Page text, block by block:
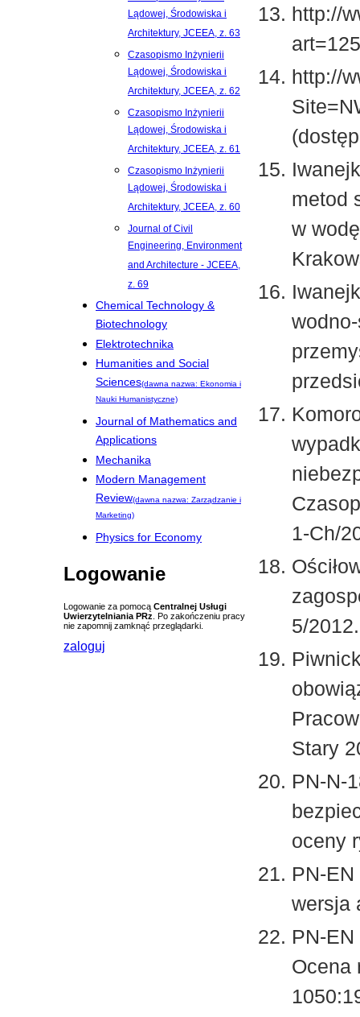
Lądowej, Środowiska i
Architektury, JCEEA, z. 63
Czasopismo Inżynierii
Lądowej, Środowiska i
Architektury, JCEEA, z. 62
Czasopismo Inżynierii
Lądowej, Środowiska i
Architektury, JCEEA, z. 61
Czasopismo Inżynierii
Lądowej, Środowiska i
Architektury, JCEEA, z. 60
Journal of Civil
Engineering, Environment
and Architecture - JCEEA,
z. 69
Chemical Technology &
Biotechnology
Elektrotechnika
Humanities and Social
Sciences(dawna nazwa: Ekonomia i
Nauki Humanistyczne)
Journal of Mathematics and
Applications
Mechanika
Modern Management
Review(dawna nazwa: Zarządzanie i
Marketing)
Physics for Economy
Logowanie
Logowanie za pomocą Centralnej Usługi
Uwierzytelniania PRz . Po zakończeniu pracy
nie zapomnij zamknąć przeglądarki.
zaloguj
http://
http://
metod
w
1-Ch/
5/2012.
Stary
PN-N-
oceny
PN-
wersja
PN-
Ocena